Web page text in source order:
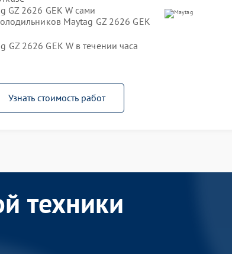
GZ 2626 GEK W сами
Maytag GZ 2626 GEK
2626 GEK W в течении часа
Узнать стоимость работ
техники